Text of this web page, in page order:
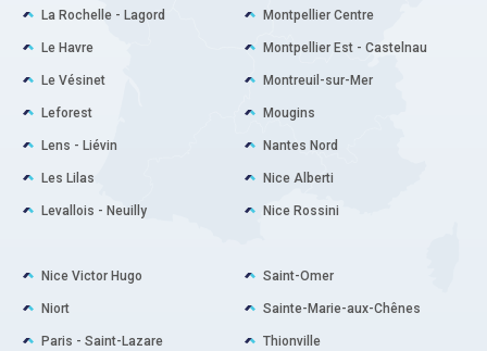
La Rochelle - Lagord
Le Havre
Le Vésinet
Leforest
Lens - Liévin
Les Lilas
Levallois - Neuilly
Montpellier Centre
Montpellier Est - Castelnau
Montreuil-sur-Mer
Mougins
Nantes Nord
Nice Alberti
Nice Rossini
Nice Victor Hugo
Niort
Paris - Saint-Lazare
Saint-Omer
Sainte-Marie-aux-Chênes
Thionville